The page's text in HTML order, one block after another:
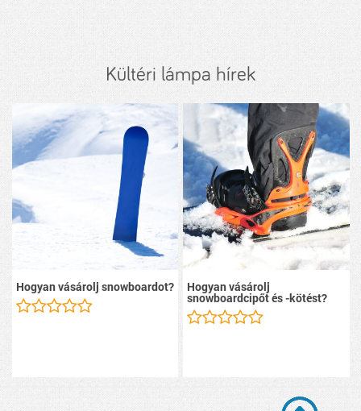
Kültéri lámpa hírek
Hogyan vásárolj snowboardot? Hogyan vásárolj
snowboardcipőt és -kötést?